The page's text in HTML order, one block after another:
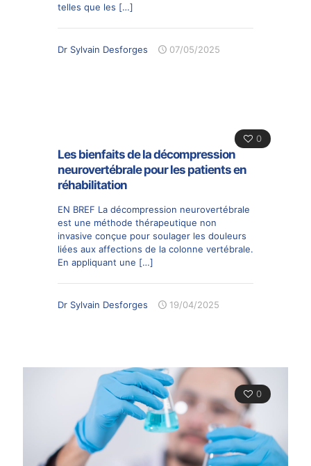
telles que les […]
Dr Sylvain Desforges 07/05/2025
0
Les bienfaits de la décompression
neurovertébrale pour les patients en
réhabilitation
EN BREF La décompression neurovertébrale
est une méthode thérapeutique non
invasive conçue pour soulager les douleurs
liées aux affections de la colonne vertébrale.
En appliquant une […]
Dr Sylvain Desforges 19/04/2025
0